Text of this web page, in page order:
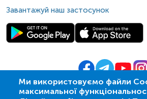
Ми використовуємо файли
максимальної
Завантажуй наш застосунок
© 2009- 2026 | ПСМЛ